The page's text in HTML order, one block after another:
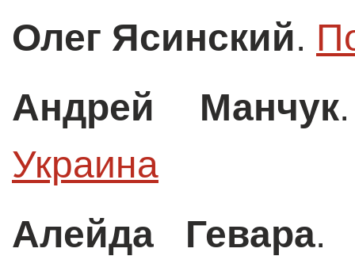
Олег Ясинский.
Андрей Манчук
Украина
Алейда Гевара